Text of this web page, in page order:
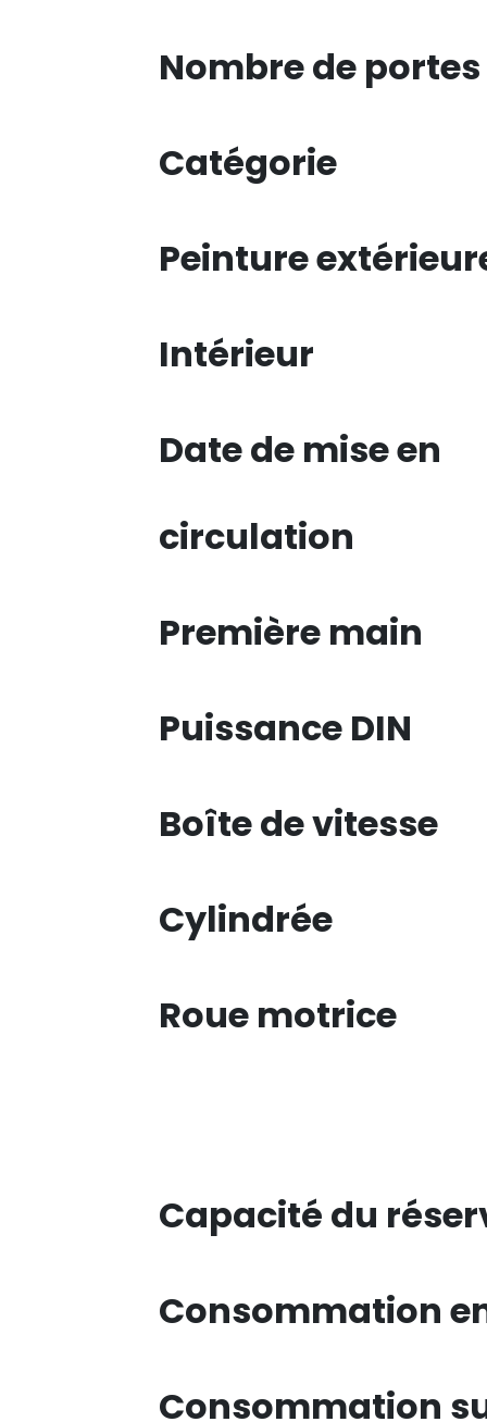
Nombre de portes
Catégorie
Peinture
Intérieur
Date de mise en
circulation
Première main
Puissance DIN
Boîte de vitesse
Cylindrée
Roue motrice
Capacité du
Consommation
Consommation